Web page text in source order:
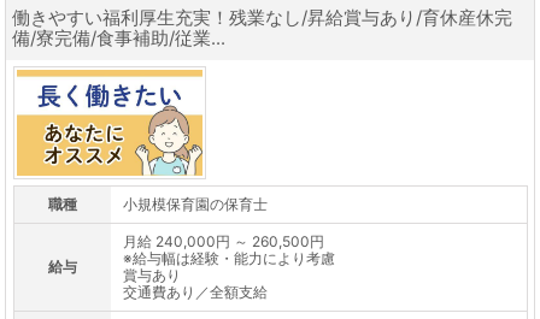
働きやすい福利厚生充実！残業なし/昇給賞与あり/育休産休完
備/寮完備/食事補助/従業...
職種 小規模保育園の保育士
給与
月給 240,000円 ～ 260,500円
※給与幅は経験・能力により考慮
賞与あり
交通費あり／全額支給